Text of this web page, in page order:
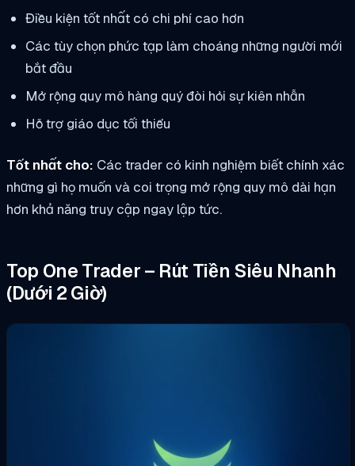
Điều kiện tốt nhất có chi phí cao hơn
Các tùy chọn phức tạp làm choáng những người mới
bắt đầu
Mở rộng quy mô hàng quý đòi hỏi sự kiên nhẫn
Hỗ trợ giáo dục tối thiểu
Tốt nhất cho: Các trader có kinh nghiệm biết chính xác
những gì họ muốn và coi trọng mở rộng quy mô dài hạn
hơn khả năng truy cập ngay lập tức.
Top One Trader – Rút Tiền Siêu Nhanh
(Dưới 2 Giờ)